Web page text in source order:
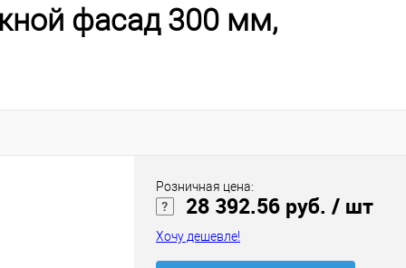
фасад 300 мм,
Розничная цена:
28 392.56 руб. / шт
Хочу дешевле!